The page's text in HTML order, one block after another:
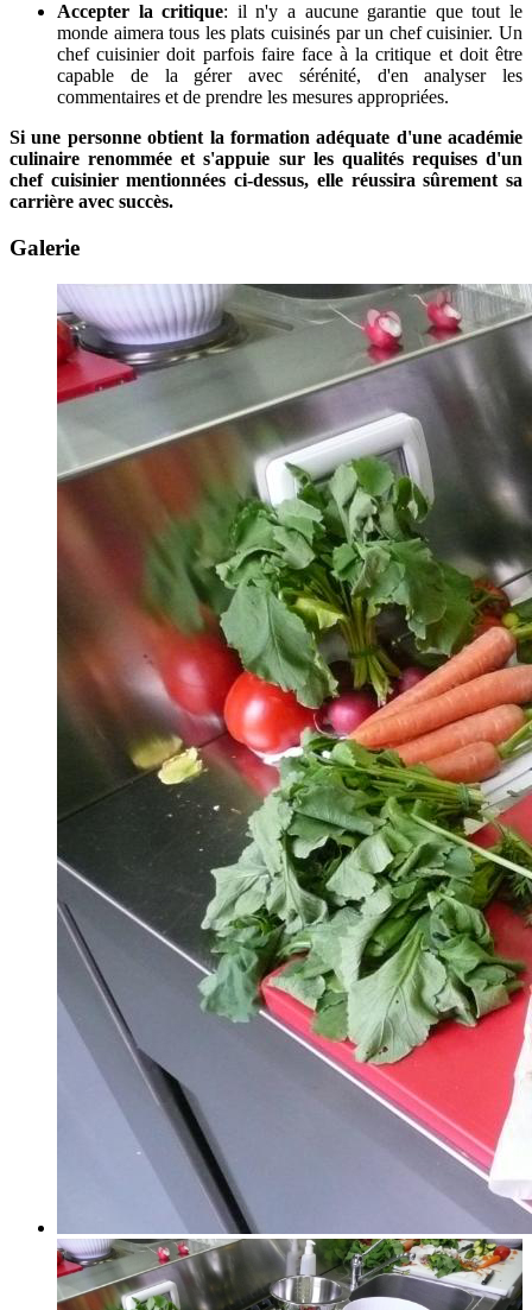
Accepter la critique: il n'y a aucune garantie que tout le
monde aimera tous les plats cuisinés par un chef cuisinier. Un
chef cuisinier doit parfois faire face à la critique et doit être
capable de la gérer avec sérénité, d'en analyser les
commentaires et de prendre les mesures appropriées.
Si une personne obtient la formation adéquate d'une académie
culinaire renommée et s'appuie sur les qualités requises d'un
chef cuisinier mentionnées ci-dessus, elle réussira sûrement sa
carrière avec succès.
Galerie